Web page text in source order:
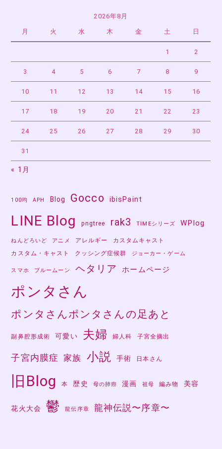
2026年8月
月 火 水 木 金 土 日
1 2
3 4 5 6 7 8 9
10 11 12 13 14 15 16
17 18 19 20 21 22 23
24 25 26 27 28 29 30
31
« 1月
100均 APH Blog Gocco ibisPaint
LINE Blog pngtree rak3 TIMEシリーズ WPlog
ねんどろいど アニメ アレルギー
カスタムキャスト
カスタム・キャスト
クッシング症候群 ジョーカー・ゲーム
スマホ ブルームーン ヘタリア ホームページ
ポンタさん
ポンタさんポンタさんの足あと
副鼻腔形成術 可愛い 夫婦 婦人科 子宮全摘出
子宮内膜症 家族 小説 手術 日本さん
旧Blog 本 歴史 母の肺癌 漫画 祖母 編み物 美容
花火大会 鬱 龍伝序章 龍神伝説〜序章〜